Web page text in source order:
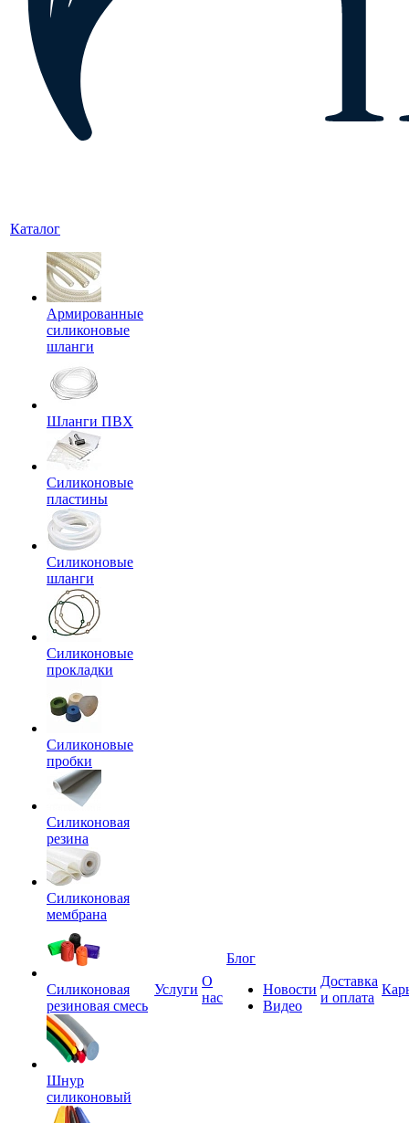
Каталог
Армированные
силиконовые
шланги
Шланги ПВХ
Силиконовые
пластины
Силиконовые
шланги
Силиконовые
прокладки
Силиконовые
пробки
Силиконовая
резина
Силиконовая
мембрана
Силиконовая
резиновая смесь
Шнур
силиконовый
Услуги
О
нас
Блог
Новости
Видео
Доставка
и оплата